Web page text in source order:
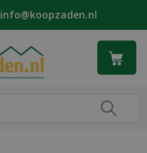
info@koopzaden.nl